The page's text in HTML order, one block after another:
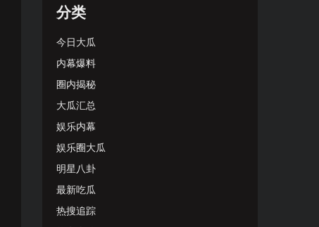
分类
今日大瓜
内幕爆料
圈内揭秘
大瓜汇总
娱乐内幕
娱乐圈大瓜
明星八卦
最新吃瓜
热搜追踪